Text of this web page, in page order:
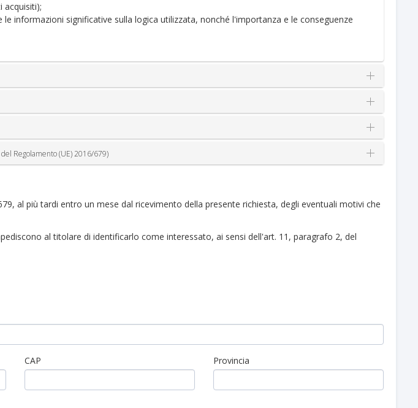
acquisiti);
informazioni significative sulla logica utilizzata, nonché l'importanza e le conseguenze
Regolamento (UE) 2016/679)
al più tardi entro un mese dal ricevimento della presente richiesta, degli eventuali motivi che
al titolare di identificarlo come interessato, ai sensi dell'art. 11, paragrafo 2, del
CAP Provincia